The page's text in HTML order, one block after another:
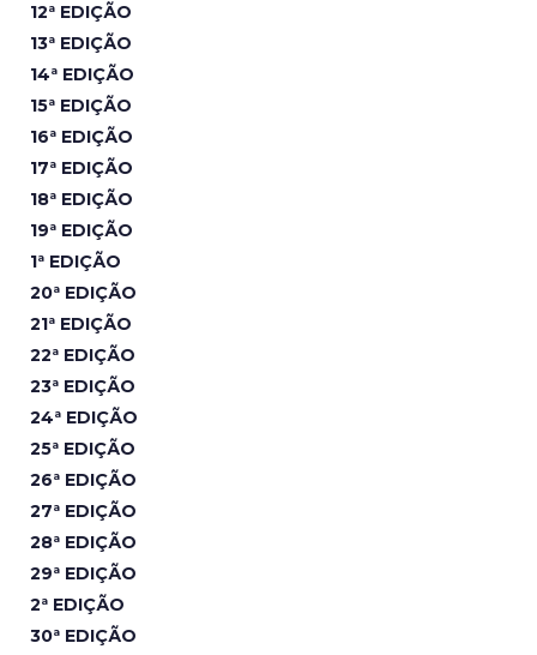
12ª EDIÇÃO
13ª EDIÇÃO
14ª EDIÇÃO
15ª EDIÇÃO
16ª EDIÇÃO
17ª EDIÇÃO
18ª EDIÇÃO
19ª EDIÇÃO
1ª EDIÇÃO
20ª EDIÇÃO
21ª EDIÇÃO
22ª EDIÇÃO
23ª EDIÇÃO
24ª EDIÇÃO
25ª EDIÇÃO
26ª EDIÇÃO
27ª EDIÇÃO
28ª EDIÇÃO
29ª EDIÇÃO
2ª EDIÇÃO
30ª EDIÇÃO